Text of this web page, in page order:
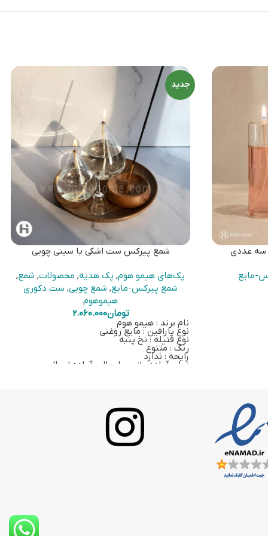
سه عددی
مایع
کلیک کنید.
جدید
شمع پیرکس ست اشکی با سینی چوبی
پک‌های هیمو هوم, پک هدیه, محصولات, شمع,
شمع پیرکس-مایع, شمع چوبی, ست دکوری
هیموهوم
تومان2.060.000
نام برند : هیمو هوم
نوع پارافین : مایع روغنی
نوع فتیله : نخ پنبه
رنگ : متنوع
رایحه : ندارد
زمان آماده‌سازی و ارسال : آماده ارسال
سری آسانریز، سینی، جاعودی و اسنوفر کوتاه
بیرنگ ارسال میشود.
برای خرید سوخت رنگی بر روی
کلیک کنید.
خرید سوخت اضافی برای این ست توصیه